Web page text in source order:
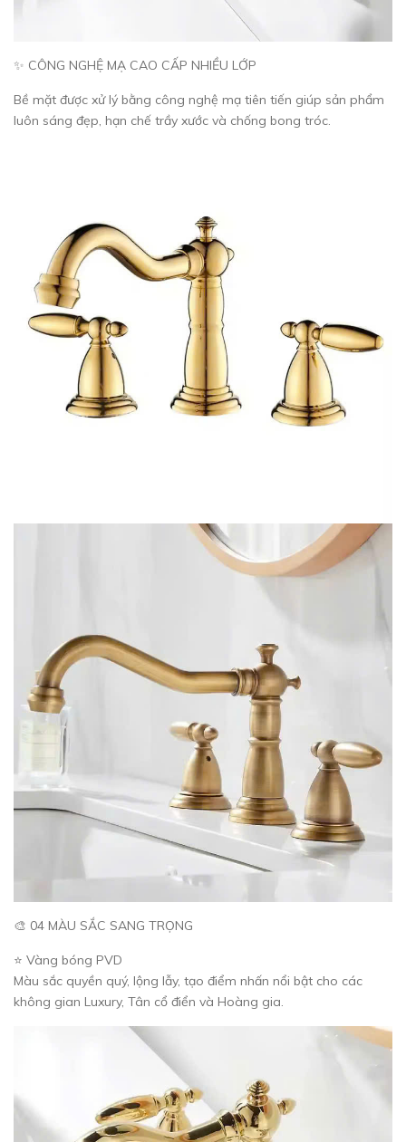
✨ CÔNG NGHỆ MẠ CAO CẤP NHIỀU LỚP
Bề mặt được xử lý bằng công nghệ mạ tiên tiến giúp sản phẩm
luôn sáng đẹp, hạn chế trầy xước và chống bong tróc.
🎨 04 MÀU SẮC SANG TRỌNG
⭐ Vàng bóng PVD
Màu sắc quyền quý, lộng lẫy, tạo điểm nhấn nổi bật cho các
không gian Luxury, Tân cổ điển và Hoàng gia.